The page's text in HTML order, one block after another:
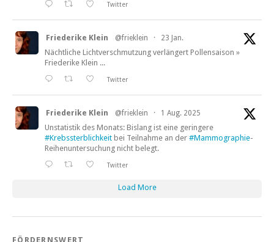
Twitter
Friederike Klein @frieklein · 23 Jan.
Nächtliche Lichtverschmutzung verlängert Pollensaison »
Friederike Klein ...
Twitter
Friederike Klein @frieklein · 1 Aug. 2025
Unstatistik des Monats: Bislang ist eine geringere
#Krebssterblichkeit bei Teilnahme an der #Mammographie-
Reihenuntersuchung nicht belegt.
Twitter
Load More
FÖRDERNSWERT